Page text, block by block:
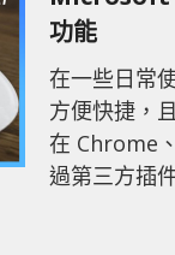
功能
在一些日常
方便快捷，
在 Chrome
過第三方插件來實現功能